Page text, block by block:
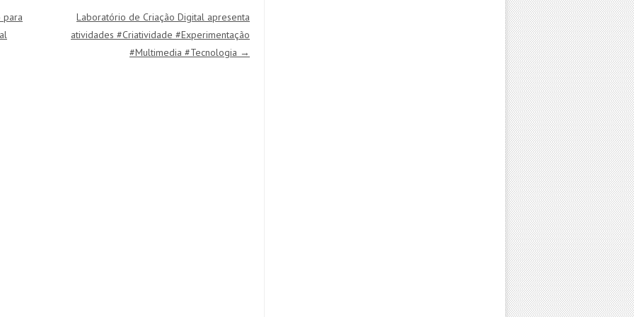
para
Laboratório de Criação Digital apresenta
atividades #Criatividade #Experimentação
#Multimedia #Tecnologia →